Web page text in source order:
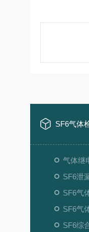
SF6气体
气体继
SF6泄
SF6气
SF6气
SF6综